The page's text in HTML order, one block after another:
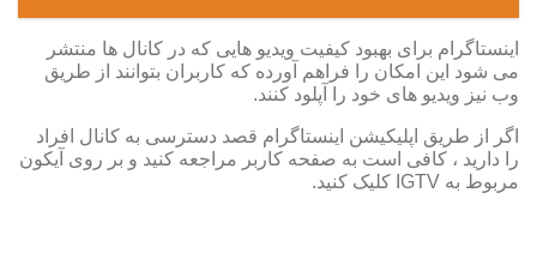
اینستاگرام برای بهبود کیفیت ویدیو هایی که در کانال ها منتشر
می شود این امکان را فراهم آورده که کاربران بتوانند از طریق
وب نیز ویدیو های خود را آپلود کنند.
اگر از طریق اپلیکیشن اینستاگرام قصد دسترسی به کانال افراد
را دارید ، کافی است به صفحه کاربر مراجعه کنید و بر روی آیکون
مربوط به IGTV کلیک کنید.